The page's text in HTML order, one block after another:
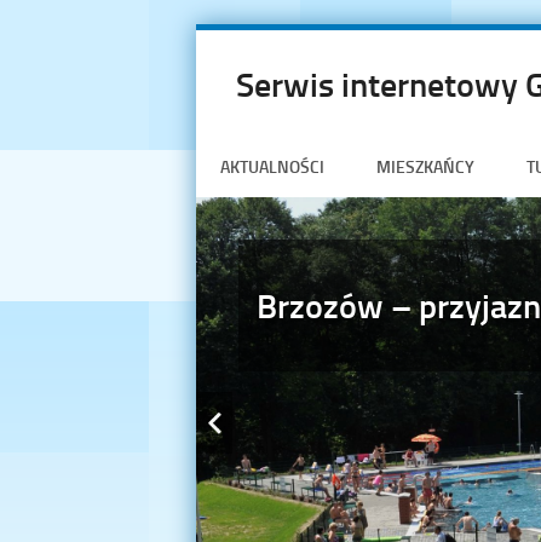
Serwis internetowy
AKTUALNOŚCI MIESZKAŃCY
Brzozów –